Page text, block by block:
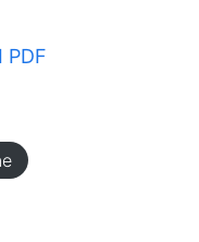
PDF